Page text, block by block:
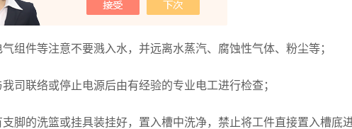
损坏并可能引超火灾及人身伤害；
组件等注意不要溅入水，并远离水蒸汽、腐蚀性气体、粉尘等；
司联络或停止电源后由有经验的专业电工进行检查；
脚的洗篮或挂具装挂好，置入槽中洗净，禁止将工件直接置入槽底